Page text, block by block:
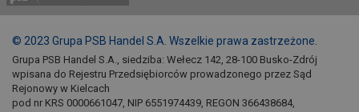
© 2023 Grupa PSB Handel S.A. Wszelkie prawa zastrzeżone.
Grupa PSB Handel S.A., siedziba: Wełecz 142, 28-100 Busko-Zdrój
wpisana do Rejestru Przedsiębiorców prowadzonego przez Sąd
Rejonowy w Kielcach
pod nr KRS 0000661047, NIP 6551974439, REGON 366438684,